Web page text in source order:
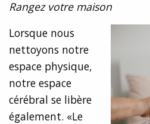
Rangez votre maison
Lorsque nous
nettoyons notre
espace physique,
notre espace
cérébral se libère
également. «Le